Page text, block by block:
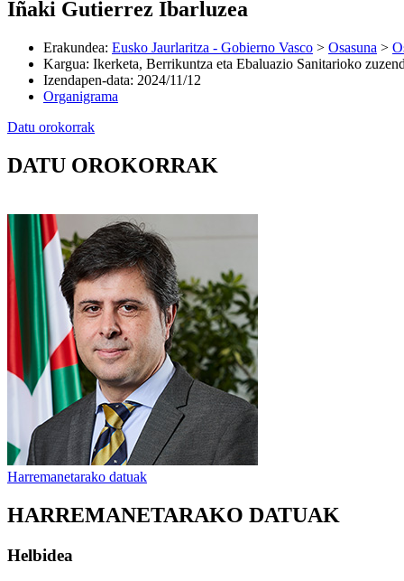
Iñaki Gutierrez Ibarluzea
Erakundea: Eusko Jaurlaritza - Gobierno Vasco > Osasuna >
Kargua: Ikerketa, Berrikuntza eta Ebaluazio Sanitarioko
Izendapen-data: 2024/11/12
Organigrama
Datu orokorrak
DATU OROKORRAK
Harremanetarako datuak
HARREMANETARAKO DATUAK
Helbidea